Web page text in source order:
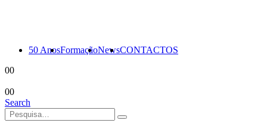
50 AnosFormaçãoNewsCONTACTOS
00
00
Search